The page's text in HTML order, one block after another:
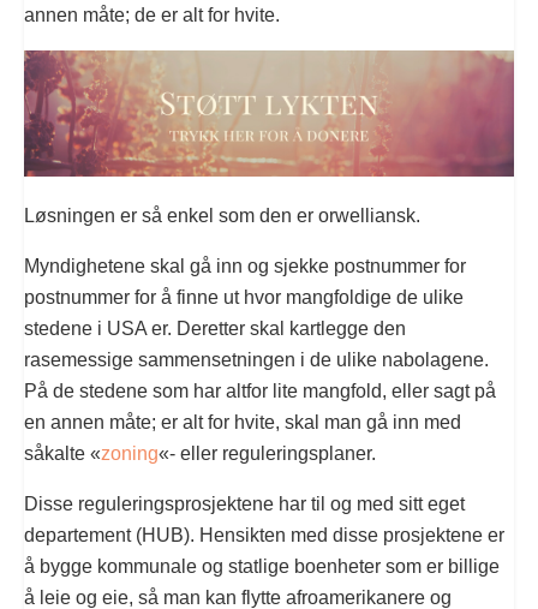
annen måte; de er alt for hvite.
Løsningen er så enkel som den er orwelliansk.
Myndighetene skal gå inn og sjekke postnummer for
postnummer for å finne ut hvor mangfoldige de ulike
stedene i USA er. Deretter skal kartlegge den
rasemessige sammensetningen i de ulike nabolagene.
På de stedene som har altfor lite mangfold, eller sagt på
en annen måte; er alt for hvite, skal man gå inn med
såkalte «zoning«- eller reguleringsplaner.
Disse reguleringsprosjektene har til og med sitt eget
departement (HUB). Hensikten med disse prosjektene er
å bygge kommunale og statlige boenheter som er billige
å leie og eie, så man kan flytte afroamerikanere og